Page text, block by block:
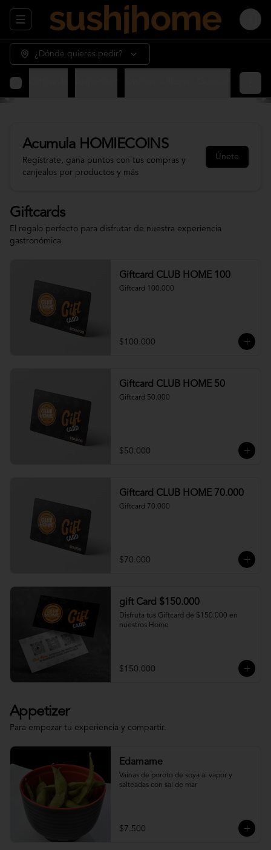
Abrir menu de navegación Login
¿Dónde quieres pedir?
Acumula HOMIECOINS
Regístrate, gana puntos con tus compras y
canjealos por productos y más
Únete
Giftcards
El regalo perfecto para disfrutar de nuestra experiencia
gastronómica.
Giftcard CLUB HOME 100
Giftcard 100.000
$100.000
Giftcard CLUB HOME 50
Giftcard 50.000
$50.000
Giftcard CLUB HOME 70.000
Giftcard 70.000
$70.000
gift Card $150.000
Disfruta tus Giftcard de $150.000 en
nuestros Home
$150.000
Appetizer
Para empezar tu experiencia y compartir.
Edamame
Vainas de poroto de soya al vapor y
salteadas con sal de mar
$7.500